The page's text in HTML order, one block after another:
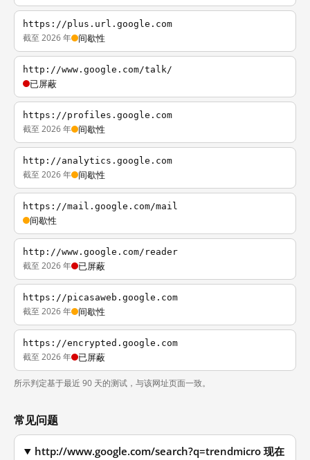
https://plus.url.google.com
截至 2026 年 间歇性
http://www.google.com/talk/
已屏蔽
https://profiles.google.com
截至 2026 年 间歇性
http://analytics.google.com
截至 2026 年 间歇性
https://mail.google.com/mail
间歇性
http://www.google.com/reader
截至 2026 年 已屏蔽
https://picasaweb.google.com
截至 2026 年 间歇性
https://encrypted.google.com
截至 2026 年 已屏蔽
所示判定基于最近 90 天的测试，与该网址页面一致。
常见问题
http://www.google.com/search?q=trendmicro 现在